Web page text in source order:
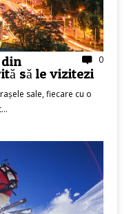
0
să le vizitezi
sale, fiecare cu o